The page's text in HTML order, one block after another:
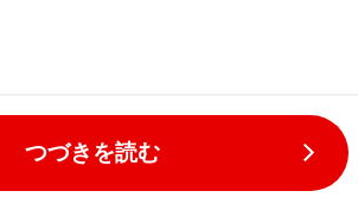
つづきを読む